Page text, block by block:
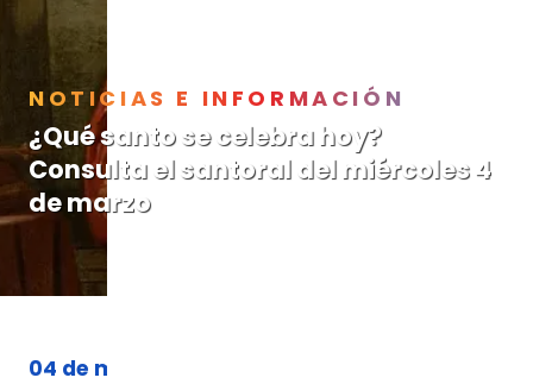
NOTICIAS E INFORMACIÓN
¿Qué santo se celebra hoy?
Consulta el santoral del miércoles 4
de marzo
04 de marzo de 2026